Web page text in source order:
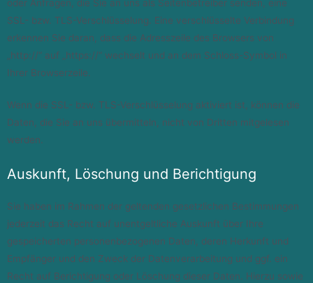
oder Anfragen, die Sie an uns als Seitenbetreiber senden, eine
SSL- bzw. TLS-Verschlüsselung. Eine verschlüsselte Verbindung
erkennen Sie daran, dass die Adresszeile des Browsers von
„http://“ auf „https://“ wechselt und an dem Schloss-Symbol in
Ihrer Browserzeile.
Wenn die SSL- bzw. TLS-Verschlüsselung aktiviert ist, können die
Daten, die Sie an uns übermitteln, nicht von Dritten mitgelesen
werden.
Auskunft, Löschung und Berichtigung
Sie haben im Rahmen der geltenden gesetzlichen Bestimmungen
jederzeit das Recht auf unentgeltliche Auskunft über Ihre
gespeicherten personenbezogenen Daten, deren Herkunft und
Empfänger und den Zweck der Datenverarbeitung und ggf. ein
Recht auf Berichtigung oder Löschung dieser Daten. Hierzu sowie